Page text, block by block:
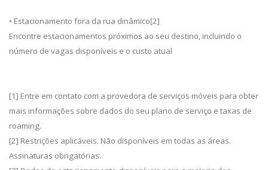
• Estacionamento fora da rua dinâmico[2]
Encontre estacionamentos próximos ao seu destino, incluindo o
número de vagas disponíveis e o custo atual
[1] Entre em contato com a provedora de serviços móveis para obter
mais informações sobre dados do seu plano de serviço e taxas de
roaming.
[2] Restrições aplicáveis. Não disponíveis em todas as áreas.
Assinaturas obrigatórias.